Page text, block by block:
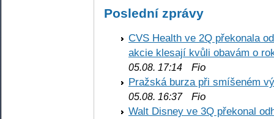
Poslední zprávy
CVS Health ve 2Q překonala
akcie klesají kvůli obavám o
05.08. 17:14 Fio
Pražská burza při smíšeném
05.08. 16:37Fio
Walt Disney ve 3Q překonal